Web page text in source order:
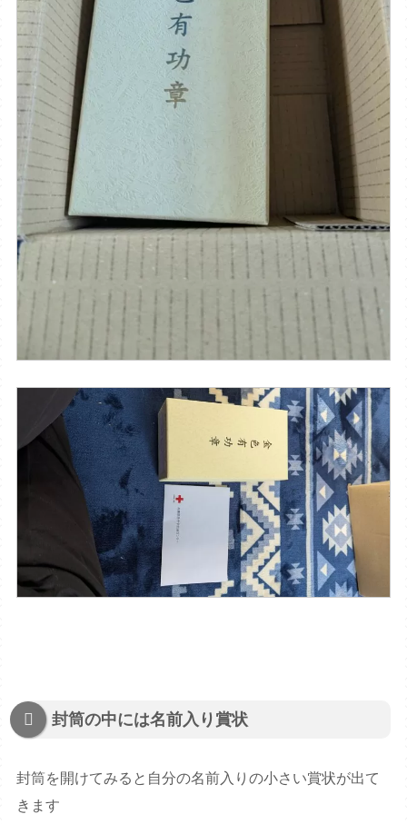
封筒の中には名前入り賞状
封筒を開けてみると自分の名前入りの小さい賞状が出て
きます